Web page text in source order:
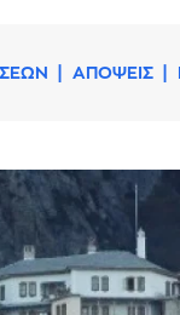
ΑΠΟΨΕΙΣ